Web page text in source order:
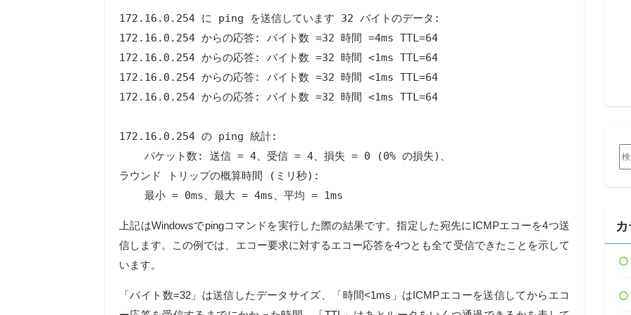
172.16.0.254 に ping を送信しています 32 バイトのデータ:
172.16.0.254 からの応答: バイト数 =32 時間 =4ms TTL=64
172.16.0.254 からの応答: バイト数 =32 時間 <1ms TTL=64
172.16.0.254 からの応答: バイト数 =32 時間 <1ms TTL=64
172.16.0.254 からの応答: バイト数 =32 時間 <1ms TTL=64
172.16.0.254 の ping 統計:
    パケット数: 送信 = 4、受信 = 4、損失 = 0 (0% の損失)、
ラウンド トリップの概算時間 (ミリ秒):
    最小 = 0ms、最大 = 4ms、平均 = 1ms
上記はWindowsでpingコマンドを実行した際の結果です。指定した宛先にICMPエコーを4つ送
信します。この例では、エコー要求に対するエコー応答を4つとも全て受信できたことを示して
います。
「バイト数=32」は送信したデータサイズ、「時間<1ms」はICMPエコーを送信してからエコ
索: